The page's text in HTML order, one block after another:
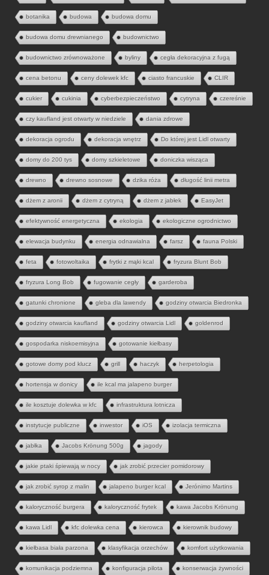
botanika budowa budowa domu
budowa domu drewnianego budownictwo
budownictwo zrównoważone byliny cegła dekoracyjna z fugą
cena betonu ceny dolewek kfc ciasto francuskie CLIR
cukier cukinia cyberbezpieczeństwo cytryna czereśnie
czy kaufland jest otwarty w niedziele dania zdrowe
dekoracja ogrodu dekoracja wnętrz Do której jest Lidl otwarty
domy do 200 tys domy szkieletowe doniczka wisząca
drewno drewno sosnowe dzika róża długość linii metra
dżem z aronii dżem z cytryną dżem z jabłek EasyJet
efektywność energetyczna ekologia ekologiczne ogrodnictwo
elewacja budynku energia odnawialna farsz fauna Polski
feta fotowoltaika frytki z mąki kcal fryzura Blunt Bob
fryzura Long Bob fugowanie cegły garderoba
gatunki chronione gleba dla lawendy godziny otwarcia Biedronka
godziny otwarcia kaufland godziny otwarcia Lidl goldenrod
gospodarka niskoemisyjna gotowanie kiełbasy
gotowe domy pod klucz grill haczyk herpetologia
hortensja w donicy ile kcal ma jalapeno burger
ile kosztuje dolewka w kfc infrastruktura lotnicza
instytucje publiczne inwestor iOS izolacja termiczna
jabłka Jacobs Krönung 500g jagody
jakie ptaki śpiewają w nocy jak zrobić przecier pomidorowy
jak zrobić syrop z malin jalapeno burger kcal Jerónimo Martins
kaloryczność burgera kaloryczność frytek kawa Jacobs Krönung
kawa Lidl kfc dolewka cena kierowca kierownik budowy
kiełbasa biała parzona klasyfikacja orzechów komfort użytkowania
komunikacja podziemna konfiguracja pilota konserwacja żywności